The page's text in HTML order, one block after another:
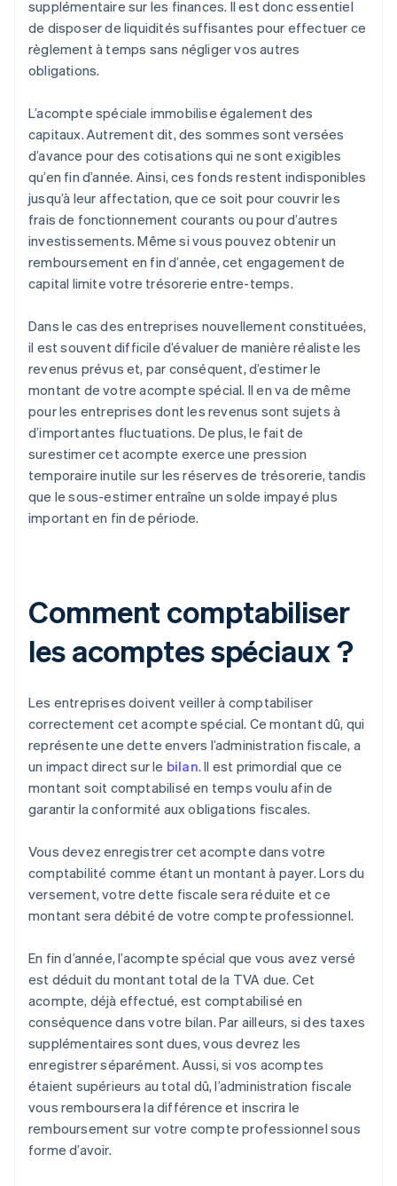
supplémentaire sur les finances. Il est donc essentiel
de disposer de liquidités suffisantes pour effectuer ce
règlement à temps sans négliger vos autres
obligations.
L’acompte spéciale immobilise également des
capitaux. Autrement dit, des sommes sont versées
d’avance pour des cotisations qui ne sont exigibles
qu’en fin d’année. Ainsi, ces fonds restent indisponibles
jusqu’à leur affectation, que ce soit pour couvrir les
frais de fonctionnement courants ou pour d’autres
investissements. Même si vous pouvez obtenir un
remboursement en fin d’année, cet engagement de
capital limite votre trésorerie entre-temps.
Dans le cas des entreprises nouvellement constituées,
il est souvent difficile d’évaluer de manière réaliste les
revenus prévus et, par conséquent, d’estimer le
montant de votre acompte spécial. Il en va de même
pour les entreprises dont les revenus sont sujets à
d’importantes fluctuations. De plus, le fait de
surestimer cet acompte exerce une pression
temporaire inutile sur les réserves de trésorerie, tandis
que le sous-estimer entraîne un solde impayé plus
important en fin de période.
Comment comptabiliser
les acomptes spéciaux ?
Les entreprises doivent veiller à comptabiliser
correctement cet acompte spécial. Ce montant dû, qui
représente une dette envers l’administration fiscale, a
un impact direct sur le bilan. Il est primordial que ce
montant soit comptabilisé en temps voulu afin de
garantir la conformité aux obligations fiscales.
Vous devez enregistrer cet acompte dans votre
comptabilité comme étant un montant à payer. Lors du
versement, votre dette fiscale sera réduite et ce
montant sera débité de votre compte professionnel.
En fin d’année, l’acompte spécial que vous avez versé
est déduit du montant total de la TVA due. Cet
acompte, déjà effectué, est comptabilisé en
conséquence dans votre bilan. Par ailleurs, si des taxes
supplémentaires sont dues, vous devrez les
enregistrer séparément. Aussi, si vos acomptes
étaient supérieurs au total dû, l’administration fiscale
vous remboursera la différence et inscrira le
remboursement sur votre compte professionnel sous
forme d’avoir.